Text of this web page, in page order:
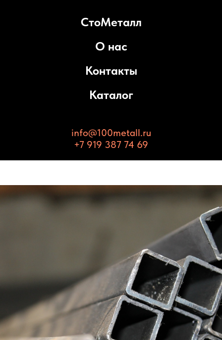
СтоМеталл
О нас
Контакты
Каталог
info@100metall.ru
+7 919 387 74 69